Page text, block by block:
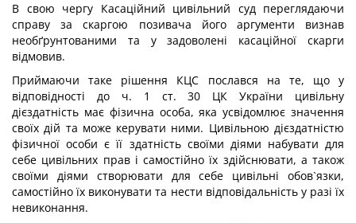
В свою чергу Касаційний цивільний суд переглядаючи
справу за скаргою позивача його аргументи визнав
необґрунтованими та у задоволені касаційної скарги
відмовив.
Приймаючи таке рішення КЦС послався на те, що у
відповідності до ч. 1 ст. 30 ЦК України цивільну
дієздатність має фізична особа, яка усвідомлює значення
своїх дій та може керувати ними. Цивільною дієздатністю
фізичної особи є її здатність своїми діями набувати для
себе цивільних прав і самостійно їх здійснювати, а також
своїми діями створювати для себе цивільні обов`язки,
самостійно їх виконувати та нести відповідальність у разі їх
невиконання.